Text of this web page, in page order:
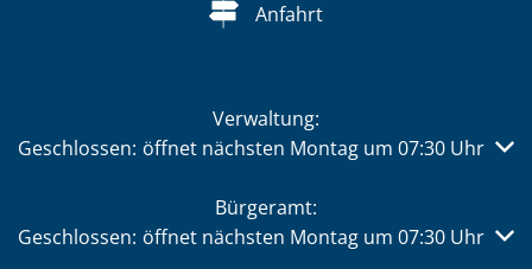
Anfahrt
Verwaltung:
Klicken, um weitere Öffnungs- oder Schließzeiten
Geschlossen: öffnet nächsten Montag um 07:30 Uhr
Bürgeramt:
Klicken, um weitere Öffnungs- oder Schließzeiten
Geschlossen: öffnet nächsten Montag um 07:30 Uhr